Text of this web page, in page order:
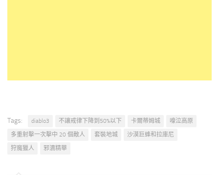
Tags: diablo3 不讓戒律下降到50%以下 卡爾蒂姆城
嚎泣高原
多重射擊一次擊中 20 個敵人
套裝地城
沙漠巨蜂和拉庫尼
狩魔獵人
邪瀆精華